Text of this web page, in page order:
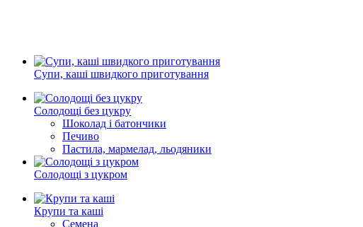
Супи, каші швидкого приготування
Солодощі без цукру
Шоколад і батончики
Печиво
Пастила, мармелад, льодяники
Солодощі з цукром
Крупи та каші
Семена